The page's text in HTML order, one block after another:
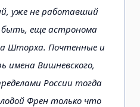
уже не работавший
еще астронома
Шторха. Почтенные и
имена Вишневского,
России тогда
Френ только что